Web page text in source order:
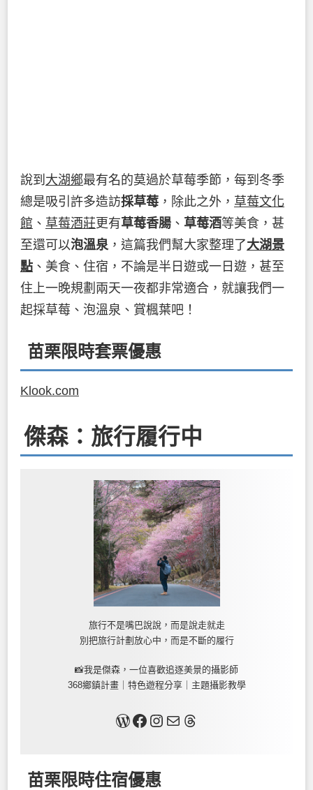
說到 大湖鄉最有名的莫過於草莓季節，每到冬季
總是吸引許多造訪採草莓 ，除此之外， 草莓文化
館 、 草莓酒莊更有草莓香腸 、 草莓酒等美食，甚
至還可以泡溫泉 ，這篇我們幫大家整理了大湖景
點 、美食、住宿，不論是半日遊或一日遊，甚至
住上一晚規劃兩天一夜都非常適合，就讓我們一
起採草莓、泡溫泉、賞楓葉吧！
苗栗限時套票優惠
Klook.com
傑森：旅行履行中
旅行不是嘴巴說說，而是說走就走
別把旅行計劃放心中，而是不斷的履行
📸我是傑森，一位喜歡追逐美景的攝影師
368鄉鎮計畫｜特色遊程分享｜主題攝影教學
關於我Facebook InstagramMail Threads
苗栗限時住宿優惠